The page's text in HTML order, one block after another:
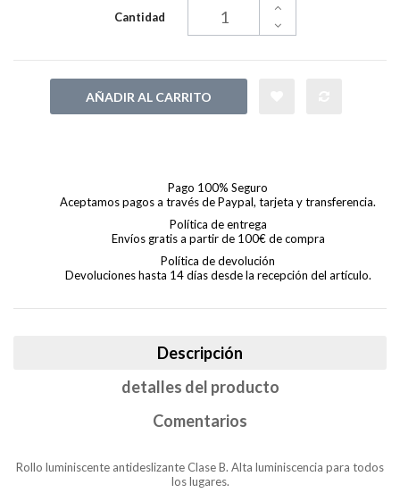
Cantidad
AÑADIR AL CARRITO
Pago 100% Seguro
Aceptamos pagos a través de Paypal, tarjeta y transferencia.
Política de entrega
Envíos gratis a partir de 100€ de compra
Política de devolución
Devoluciones hasta 14 días desde la recepción del artículo.
Descripción
detalles del producto
Comentarios
Rollo luminiscente antideslizante Clase B. Alta luminiscencia para todos
los lugares.